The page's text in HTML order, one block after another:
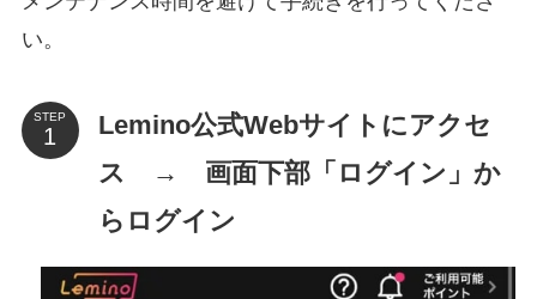
い。
STEP
Lemino公式Webサイトにアクセ
ス → 画面下部「ログイン」か
らログイン